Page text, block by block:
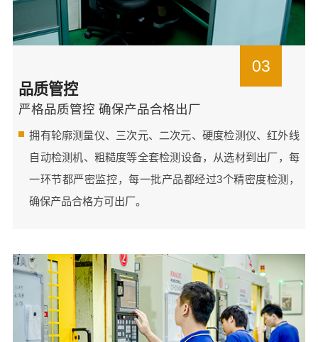
03
品质管控
严格品质管控 确保产品合格出厂
拥有轮廓测量仪、三次元、二次元、硬度检测仪、红外线
自动检测机、粗糙度等全套检测设备，从选材到出厂，每
一环节都严密监控，每一批产品都经过3个精密度检测，
确保产品合格方可出厂。